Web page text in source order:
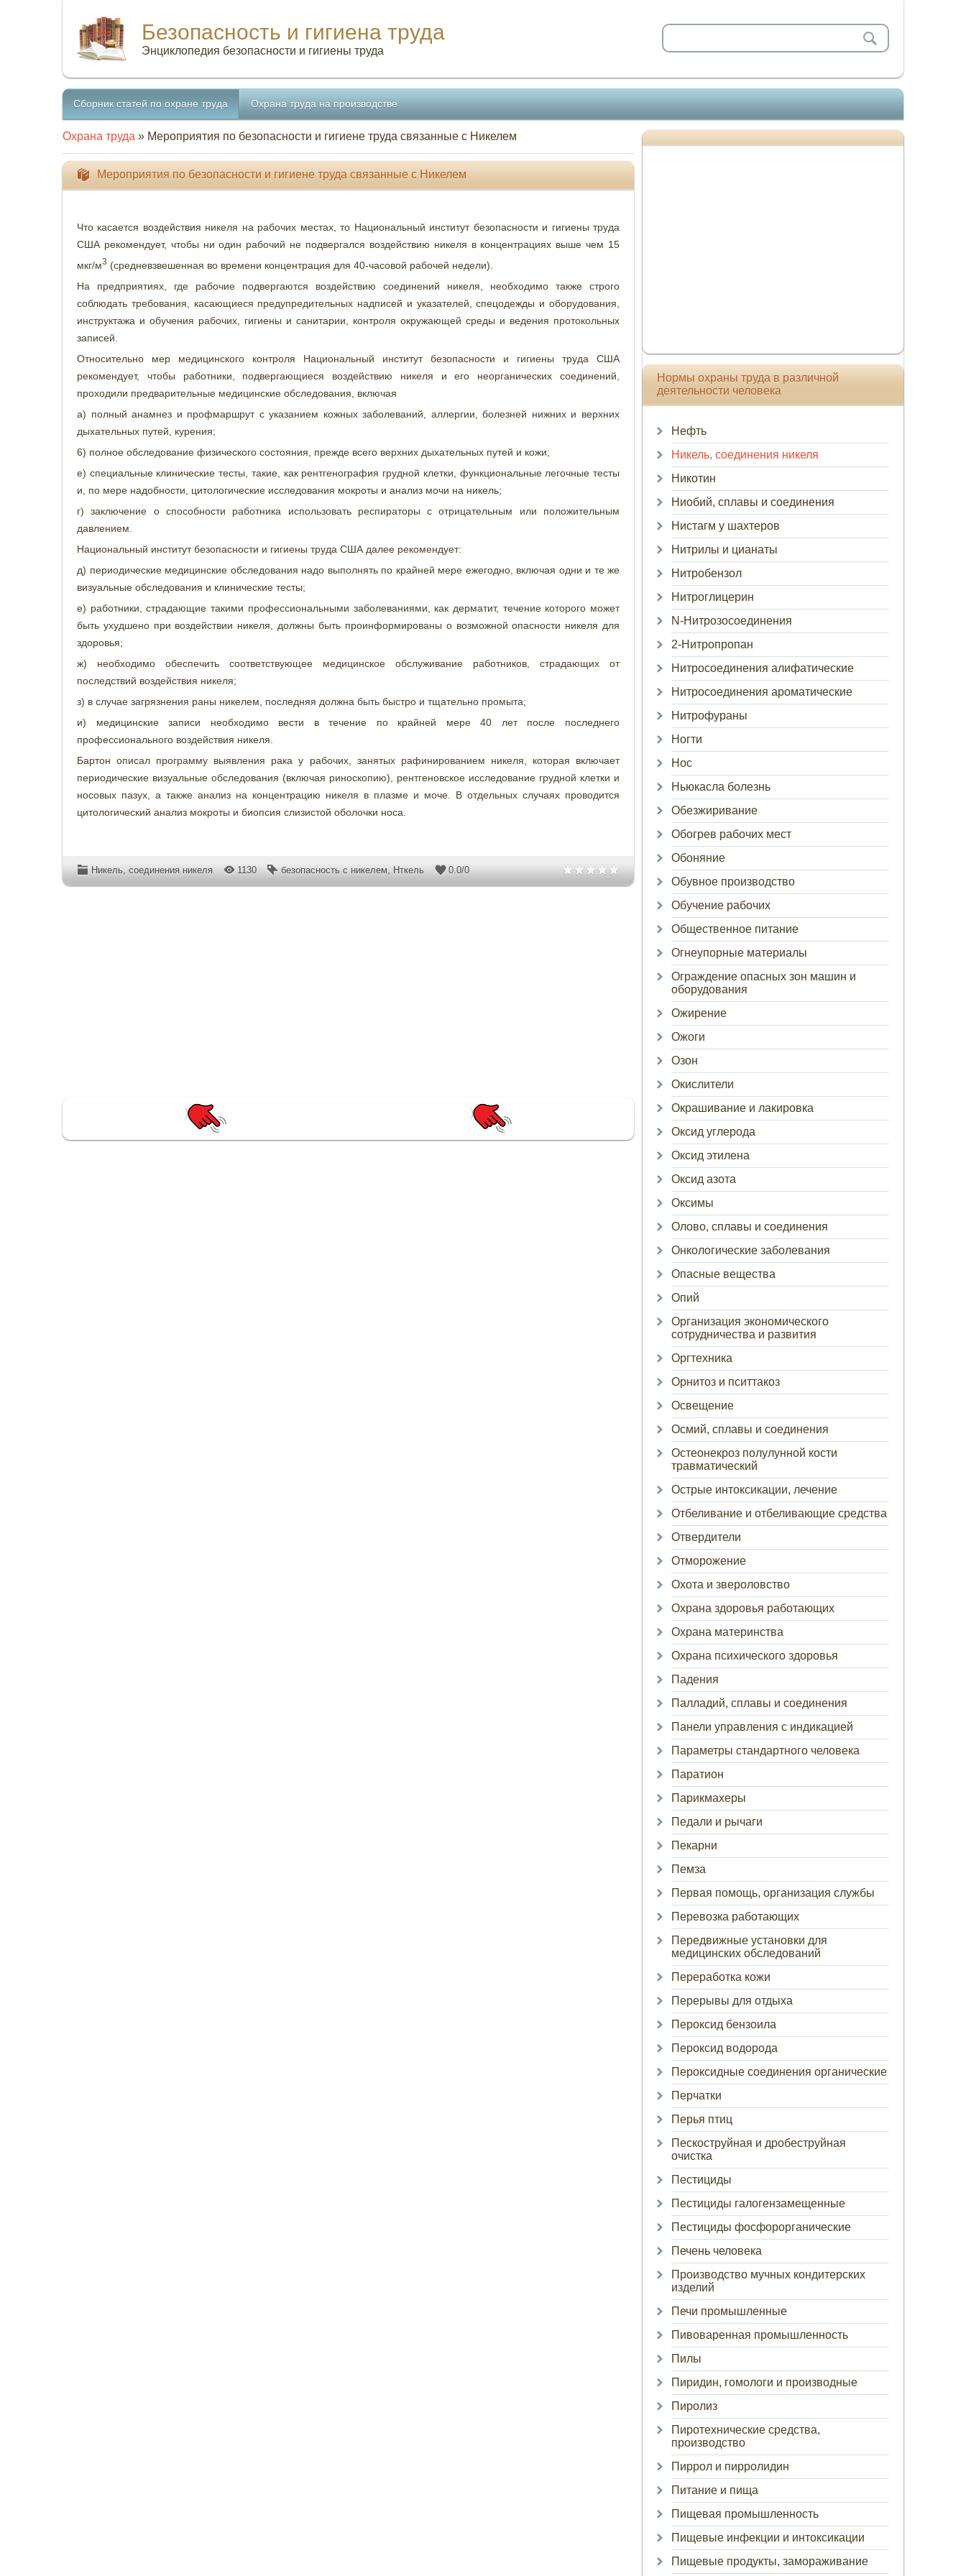
Безопасность и гигиена труда
Энциклопедия безопасности и гигиены труда
Сборник статей по охране труда Охрана труда на производстве
Охрана труда » Мероприятия по безопасности и гигиене труда связанные с Никелем
Мероприятия по безопасности и гигиене труда связанные с Никелем
Что касается воздействия никеля на рабочих местах, то Национальный институт безопасности и гигиены труда
США рекомендует, чтобы ни один рабочий не подвергался воздействию никеля в концентрациях выше чем 15
мкг/м3 (средневзвешенная во времени концентрация для 40-часовой рабочей недели).
На предприятиях, где рабочие подвергаются воздействию соединений никеля, необходимо также строго
соблюдать требования, касающиеся предупредительных надписей и указателей, спецодежды и оборудования,
инструктажа и обучения рабочих, гигиены и санитарии, контроля окружающей среды и ведения протокольных
записей.
Относительно мер медицинского контроля Национальный институт безопасности и гигиены труда США
рекомендует, чтобы работники, подвергающиеся воздействию никеля и его неорганических соединений,
проходили предварительные медицинские обследования, включая
а) полный анамнез и профмаршрут с указанием кожных заболеваний, аллергии, болезней нижних и верхних
дыхательных путей, курения;
6) полное обследование физического состояния, прежде всего верхних дыхательных путей и кожи;
е) специальные клинические тесты, такие, как рентгенография грудной клетки, функциональные легочные тесты
и, по мере надобности, цитологические исследования мокроты и анализ мочи на никель;
г) заключение о способности работника использовать респираторы с отрицательным или положительным
давлением.
Национальный институт безопасности и гигиены труда США далее рекомендует:
д) периодические медицинские обследования надо выполнять по крайней мере ежегодно, включая одни и те же
визуальные обследования и клинические тесты;
е) работники, страдающие такими профессиональными заболеваниями, как дерматит, течение которого может
быть ухудшено при воздействии никеля, должны быть проинформированы о возможной опасности никеля для
здоровья;
ж) необходимо обеспечить соответствующее медицинское обслуживание работников, страдающих от
последствий воздействия никеля;
з) в случае загрязнения раны никелем, последняя должна быть быстро и тщательно промыта;
и) медицинские записи необходимо вести в течение по крайней мере 40 лет после последнего
профессионального воздействия никеля.
Бартон описал программу выявления рака у рабочих, занятых рафинированием никеля, которая включает
периодические визуальные обследования (включая риноскопию), рентгеновское исследование грудной клетки и
носовых пазух, а также анализ на концентрацию никеля в плазме и моче. В отдельных случаях проводится
цитологический анализ мокроты и биопсия слизистой оболочки носа.
Никель, соединения никеля 1130 безопасность с никелем, Нткель 0.0/0
Нормы охраны труда в различной
деятельности человека
Нефть
Никель, соединения никеля
Никотин
Ниобий, сплавы и соединения
Нистагм у шахтеров
Нитрилы и цианаты
Нитробензол
Нитроглицерин
N-Нитрозосоединения
2-Нитропропан
Нитросоединения алифатические
Нитросоединения ароматические
Нитрофураны
Ногти
Нос
Ньюкасла болезнь
Обезжиривание
Обогрев рабочих мест
Обоняние
Обувное производство
Обучение рабочих
Общественное питание
Огнеупорные материалы
Ограждение опасных зон машин и
оборудования
Ожирение
Ожоги
Озон
Окислители
Окрашивание и лакировка
Оксид углерода
Оксид этилена
Оксид азота
Оксимы
Олово, сплавы и соединения
Онкологические заболевания
Опасные вещества
Опий
Организация экономического
сотрудничества и развития
Оргтехника
Орнитоз и пситтакоз
Освещение
Осмий, сплавы и соединения
Остеонекроз полулунной кости
травматический
Острые интоксикации, лечение
Отбеливание и отбеливающие средства
Отвердители
Отморожение
Охота и звероловство
Охрана здоровья работающих
Охрана материнства
Охрана психического здоровья
Падения
Палладий, сплавы и соединения
Панели управления с индикацией
Параметры стандартного человека
Паратион
Парикмахеры
Педали и рычаги
Пекарни
Пемза
Первая помощь, организация службы
Перевозка работающих
Передвижные установки для
медицинских обследований
Переработка кожи
Перерывы для отдыха
Пероксид бензоила
Пероксид водорода
Пероксидные соединения органические
Перчатки
Перья птиц
Пескоструйная и дробеструйная
очистка
Пестициды
Пестициды галогензамещенные
Пестициды фосфорорганические
Печень человека
Производство мучных кондитерских
изделий
Печи промышленные
Пивоваренная промышленность
Пилы
Пиридин, гомологи и производные
Пиролиз
Пиротехнические средства,
производство
Пиррол и пирролидин
Питание и пища
Пищевая промышленность
Пищевые инфекции и интоксикации
Пищевые продукты, замораживание